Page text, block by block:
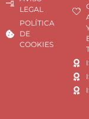
LEGAL
POLÍTICA
DE
COOKIES